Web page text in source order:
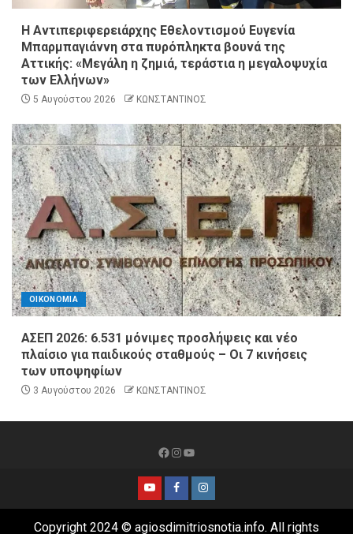
Η Αντιπεριφερειάρχης Εθελοντισμού Ευγενία
Μπαρμπαγιάννη στα πυρόπληκτα βουνά της
Αττικής: «Μεγάλη η ζημιά, τεράστια η μεγαλοψυχία
των Ελλήνων»
5 Αυγούστου 2026 ΚΩΝΣΤΑΝΤΙΝΟΣ
ΟΙΚΟΝΟΜΙΑ
ΑΣΕΠ 2026: 6.531 μόνιμες προσλήψεις και νέο
πλαίσιο για παιδικούς σταθμούς – Οι 7 κινήσεις
των υποψηφίων
3 Αυγούστου 2026 ΚΩΝΣΤΑΝΤΙΝΟΣ
Copyright 2024 © agiosdimitriosnotia.info. All rights